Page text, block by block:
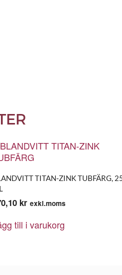
TITAN-ZINK TUBFÄRG,
kr exkl.moms
till i varukorg